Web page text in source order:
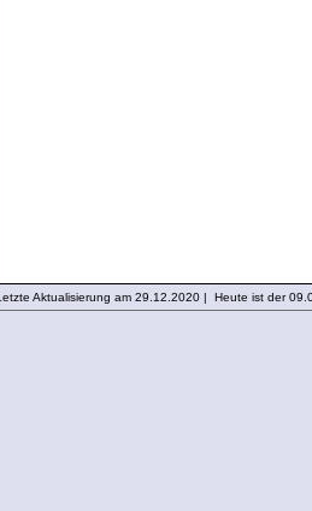
Aktualisierung am 29.12.2020 | Heute ist der